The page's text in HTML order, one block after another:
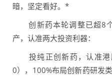
暗，坚定看好。*
创新药本轮调整已超8个
产，认准两大投资利器：
投纯正创新药，认准港
0），100%布局创新药研发